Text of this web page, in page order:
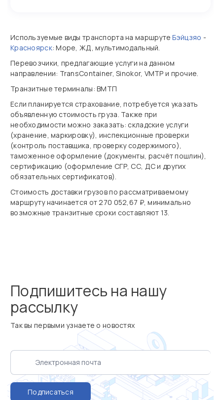
Используемые виды транспорта на маршрутеБэйцзяо -
Красноярск: Море, ЖД, мультимодальный.
Перевозчики, предлагающие услуги на данном
направлении: TransContainer, Sinokor, VMTP и прочие.
Транзитные терминалы: ВМТП
Если планируется страхование, потребуется указать
объявленную стоимость груза. Также при
необходимости можно заказать: складские услуги
(хранение, маркировку), инспекционные проверки
(контроль поставщика, проверку содержимого),
таможенное оформление (документы, расчёт пошлин),
сертификацию (оформление СГР, СС, ДС и других
обязательных сертификатов).
Стоимость доставки грузов по рассматриваемому
маршруту начинается от 270 052,67 ₽, минимально
возможные транзитные сроки составляют 13.
Подпишитесь на нашу
рассылку
Так вы первыми узнаете о новостях
Подписаться